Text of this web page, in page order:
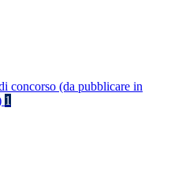
concorso (da pubblicare in
1